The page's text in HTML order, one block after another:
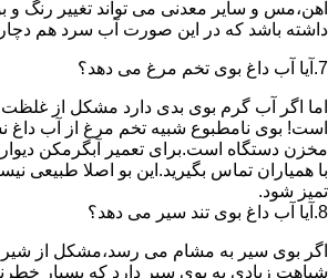
آهن،مس و سایر معدنی می تواند تغییر رنگ و
داشته باشد که در این صورت آب سرد هم
7.آیا آب داغ بوی تخم مرغ می دهد؟
اما اگر آب گرم بوی بدی دارد مشکل از غلظت
است! بوی نامطبوع شبیه تخم مرغ از آب داغ
مخزن دستگاه است.برای تعمیر آبگرمکن
با همیاران تماس بگیرید.این بو اصلا طبیعی
تمیز شود.
8.آیا آب داغ بوی تند سیر می دهد؟
اگر بوی سیر به مشام می رسد،مشکل از
شباهت زیادی به بوی سیر دارد که بسیار